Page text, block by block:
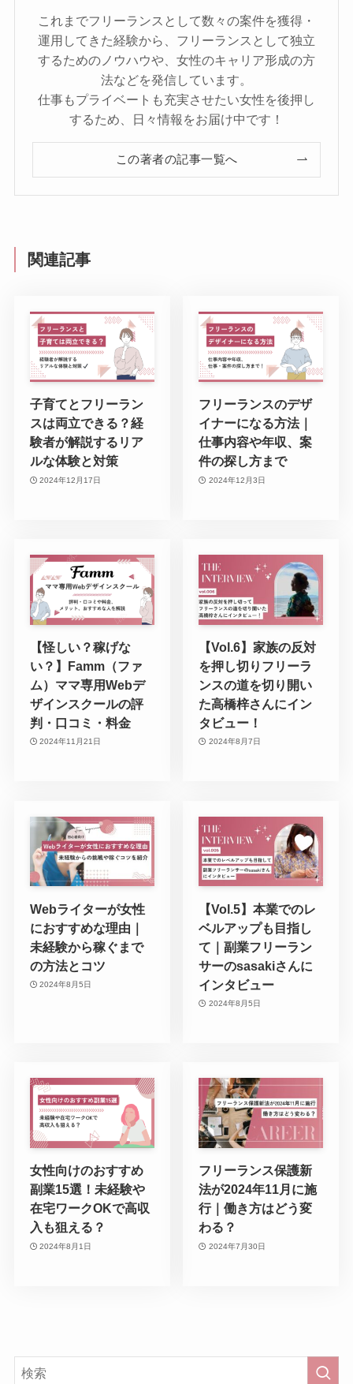
これまでフリーランスとして数々の案件を獲得・
運用してきた経験から、フリーランスとして独立
するためのノウハウや、女性のキャリア形成の方
法などを発信しています。
仕事もプライベートも充実させたい女性を後押し
するため、日々情報をお届け中です！
この著者の記事一覧へ
関連記事
子育てとフリーラン
スは両立できる？経
験者が解説するリア
ルな体験と対策
2024年12月17日
フリーランスのデザ
イナーになる方法｜
仕事内容や年収、案
件の探し方まで
2024年12月3日
【怪しい？稼げな
い？】Famm（ファ
ム）ママ専用Webデ
ザインスクールの評
判・口コミ・料金
2024年11月21日
【Vol.6】家族の反対
を押し切りフリーラ
ンスの道を切り開い
た高橋梓さんにイン
タビュー！
2024年8月7日
Webライターが女性
におすすめな理由｜
未経験から稼ぐまで
の方法とコツ
2024年8月5日
【Vol.5】本業でのレ
ベルアップも目指し
て｜副業フリーラン
サーのsasakiさんに
インタビュー
2024年8月5日
女性向けのおすすめ
副業15選！未経験や
在宅ワークOKで高収
入も狙える？
2024年8月1日
フリーランス保護新
法が2024年11月に施
行｜働き方はどう変
わる？
2024年7月30日